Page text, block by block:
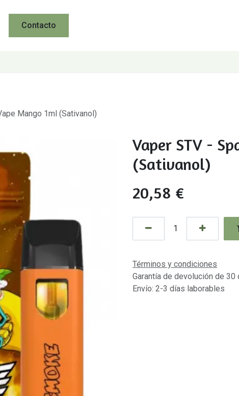
Contacto
Mango 1ml (Sativanol)
Vaper STV -
(Sativanol)
20,58 €
Términos y condiciones
Garantía de devolución de 30
Envío: 2-3 días laborables